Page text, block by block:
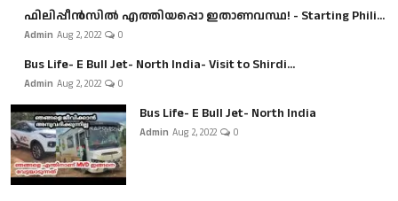
ഫിലിപ്പീൻസിൽ എത്തിയപ്പൊ ഇതാണവസ്ഥ! - Starting Phili...
Admin Aug 2, 2022 0
Bus Life- E Bull Jet- North India- Visit to Shirdi...
Admin Aug 2, 2022 0
Bus Life- E Bull Jet- North India
Admin Aug 2, 2022 0